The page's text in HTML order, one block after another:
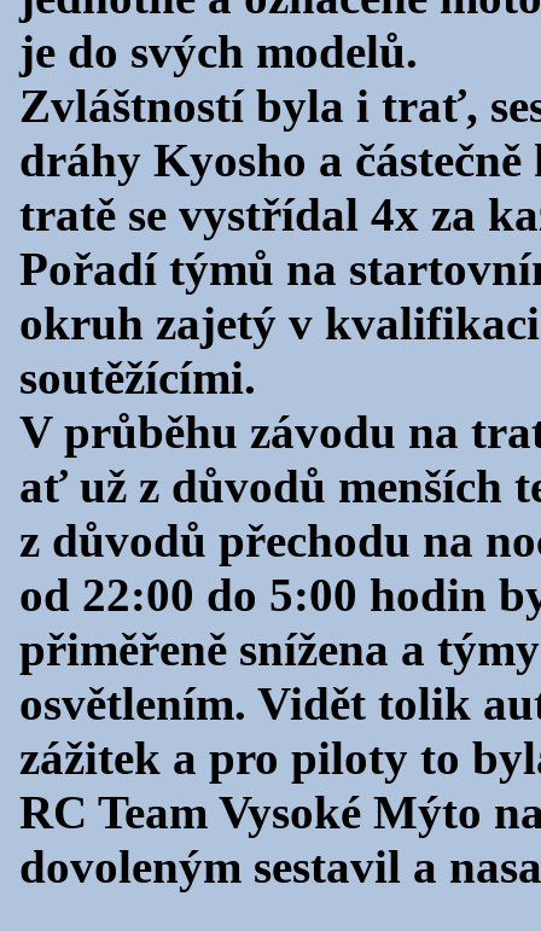
je do svých modelů.
Zvláštností byla i trať,
dráhy Kyosho a
tratě se vystřídal 4x za
Pořadí týmů na
okruh zajetý v
soutěžícími.
V průběhu závodu na
ať už z důvodů menších
z důvodů přechodu na
od 22:00 do 5:00 hodin
přiměřeně snížena a
osvětlením. Vidět tolik
zážitek a pro piloty to
RC Team Vysoké Mýto
dovoleným sestavil a